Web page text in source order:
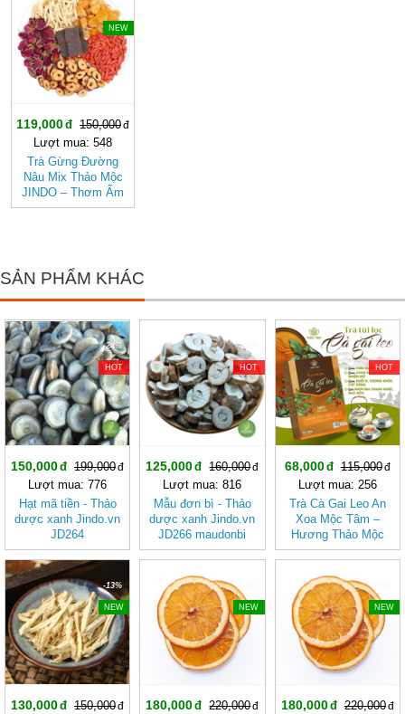
-20%
NEW
119,000
150,000
Lượt mua: 548
Trà Gừng Đường
Nâu Mix Thảo Mộc
JINDO – Thơm Ấm
Tự Nhiên, Dễ Uống
SẢN PHẨM KHÁC
-24%
HOT
150,000
199,000
Lượt mua: 776
Hạt mã tiền - Thảo
dược xanh Jindo.vn
JD264
-21%
HOT
125,000
160,000
Lượt mua: 816
Mẫu đơn bì - Thảo
dược xanh Jindo.vn
JD266 maudonbi
-40%
HOT
68,000
115,000
Lượt mua: 256
Trà Cà Gai Leo An
Xoa Mộc Tâm –
Hương Thảo Mộc
Cho Ngày Thư Thái
-13%
NEW
130,000
150,000
NEW
180,000
220,000
NEW
180,000
220,000